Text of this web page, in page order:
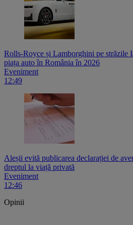
Rolls-Royce și Lamborghini pe străzile
piața auto în România în 2026
Eveniment
12:49
Aleșii evită publicarea declarației de
dreptul la viață privată
Eveniment
12:46
Opinii